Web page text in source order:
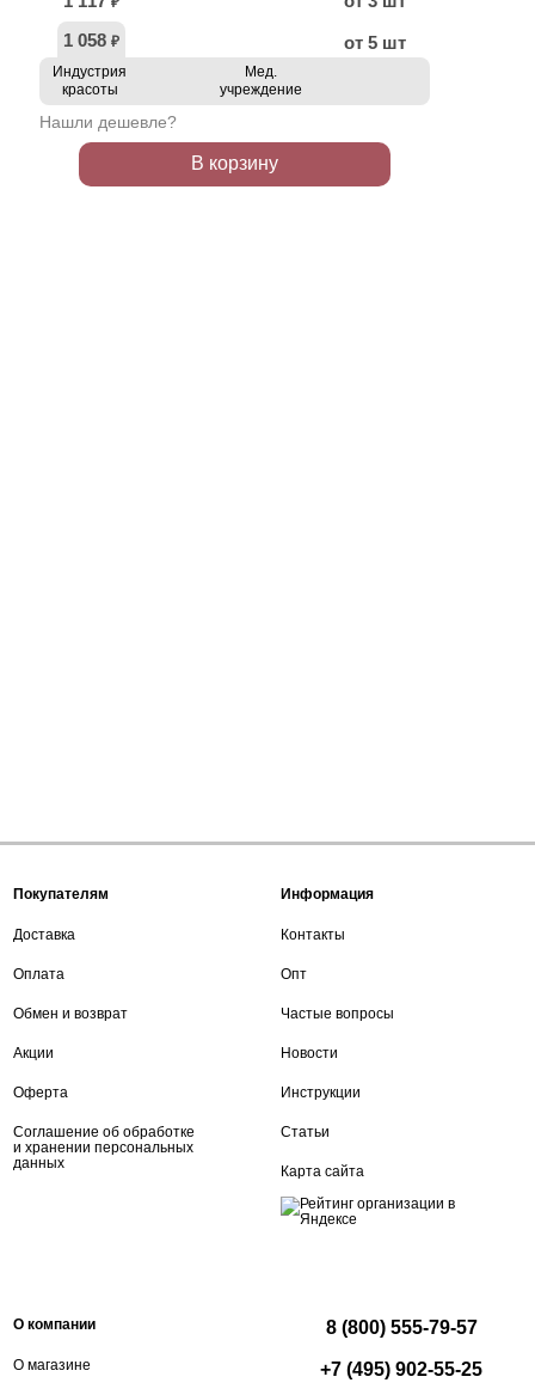
1 058 ₽ от 5 шт
Индустрия
красоты
Мед.
учреждение
Нашли дешевле?
В корзину
Покупателям
Доставка
Оплата
Обмен и возврат
Акции
Оферта
Соглашение об обработке
и хранении персональных
данных
Информация
Контакты
Опт
Частые вопросы
Новости
Инструкции
Статьи
Карта сайта
О компании
О магазине
8 (800) 555-79-57
+7 (495) 902-55-25